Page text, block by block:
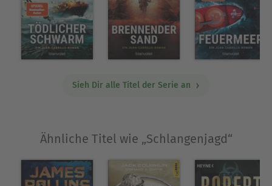
Sieh Dir alle Titel der Serie an
Ähnliche Titel wie „Schlangenjagd“